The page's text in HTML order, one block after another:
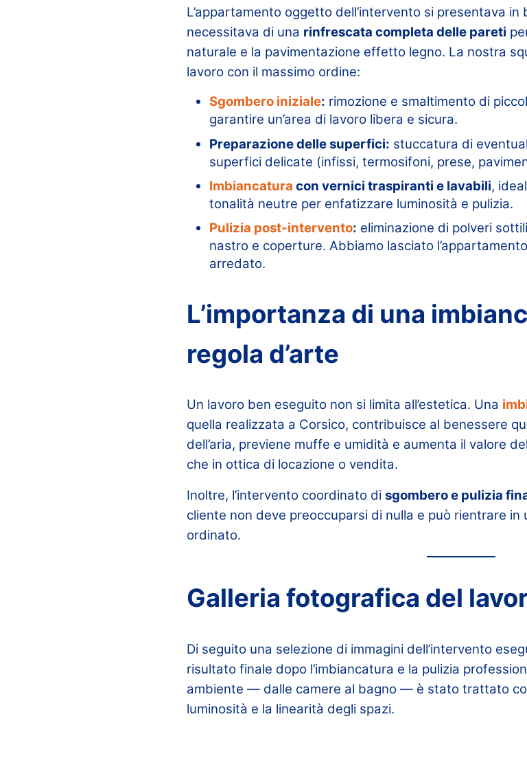
L’appartamento oggetto dell’intervento si presentava
necessitava di una rinfrescata completa delle pareti
naturale e la pavimentazione effetto legno. La nostra
lavoro con il massimo ordine:
Sgombero iniziale: rimozione e smaltimento di
garantire un’area di lavoro libera e sicura.
Preparazione delle superfici: stuccatura di
superfici delicate (infissi, termosifoni, prese,
Imbiancatura con vernici traspiranti e lavabili,
tonalità neutre per enfatizzare luminosità e pulizia.
Pulizia post-intervento: eliminazione di polveri
nastro e coperture. Abbiamo lasciato
arredato.
L’importanza di una
regola d’arte
Un lavoro ben eseguito non si limita all’estetica. Una
quella realizzata a Corsico, contribuisce al benessere
dell’aria, previene muffe e umidità e aumenta il valore
che in ottica di locazione o vendita.
Inoltre, l’intervento coordinato disgombero e pulizia
cliente non deve preoccuparsi di nulla e può rientrare in
ordinato.
Galleria fotografica del
Di seguito una selezione di immagini dell’intervento
risultato finale dopo l’imbiancatura e la pulizia
ambiente — dalle camere al bagno — è stato trattato
luminosità e la linearità degli spazi.